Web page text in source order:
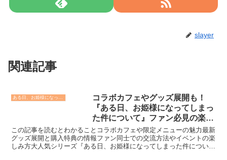
slayer
関連記事
コラボカフェやグッズ展開も！
『ある日、お姫様になってしまっ
た件について』ファン必見の楽し
み方
この記事を読むとわかることコラボカフェや限定メニューの魅力最新
グッズ展開と購入特典の情報ファン同士での交流方法やイベントの楽
しみ方大人気シリーズ『ある日、お姫様になってしまった件につい